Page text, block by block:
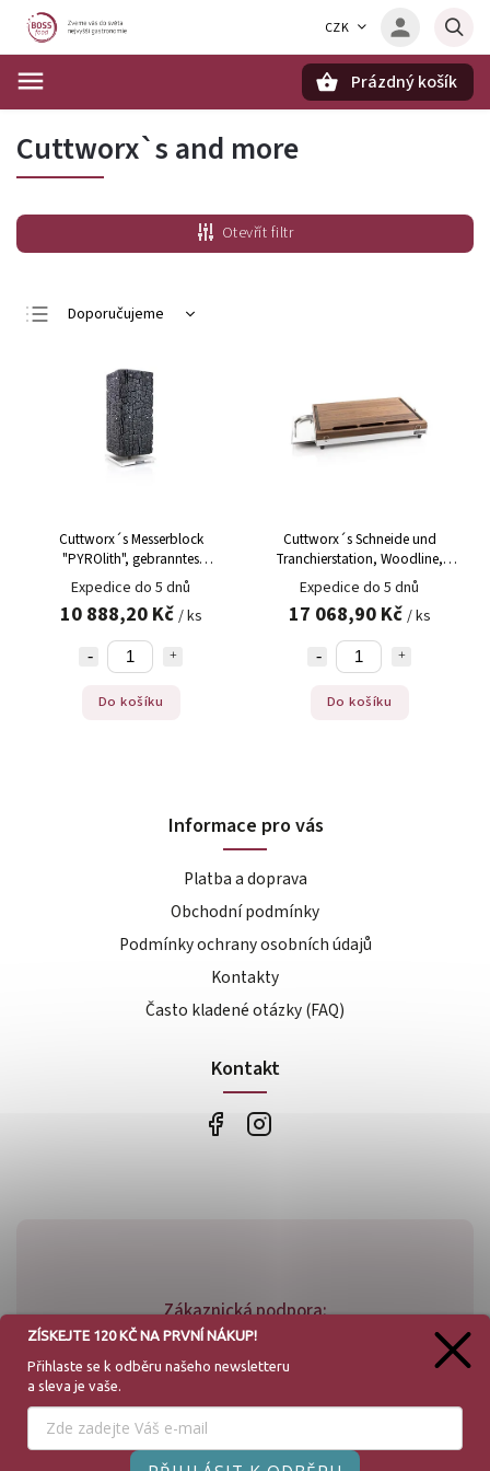
Používáme cookies, abychom Vám umožnili pohodlné
prohlížení webu a díky analýze provozu webu neustále
zlepšovali jeho funkce, výkon a použitelnost.
CZK
Prázdný košík
Cuttworx`s and more
Otevřít filtr
Doporučujeme
Nejdražší
Nejprodávanější
Abecedně
Cuttworx´s Messerblock
"PYROlith", gebranntes
Echtholz, magnetisch
Expedice do 5 dnů
10 888,20 Kč / ks
Do košíku
Cuttworx´s Schneide und
Tranchierstation, Woodline,
580x380x75mm
Expedice do 5 dnů
17 068,90 Kč / ks
Do košíku
Zákaznická podpora:
+420 773 779 781
Informace pro vás
Platba a doprava
Obchodní podmínky
Podmínky ochrany osobních údajů
Kontakty
Často kladené otázky (FAQ)
Kontakt
ZÍSKEJTE 120 KČ NA PRVNÍ NÁKUP!
Přihlaste se k odběru našeho newsletteru
a sleva je vaše.